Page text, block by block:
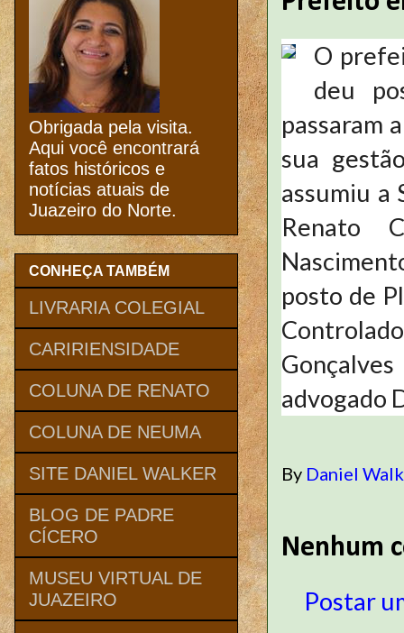
O
deu
passaram
sua
assumiu a
Renato
posto de
advogado
By Daniel
Nenhum
Postar
Obrigada pela visita.
Aqui você encontrará
fatos históricos e
notícias atuais de
Juazeiro do Norte.
CONHEÇA TAMBÉM
LIVRARIA COLEGIAL
CARIRIENSIDADE
COLUNA DE RENATO
COLUNA DE NEUMA
SITE DANIEL WALKER
BLOG DE PADRE
CÍCERO
MUSEU VIRTUAL DE
JUAZEIRO